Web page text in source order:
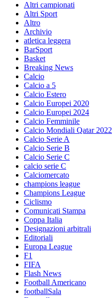
Altri campionati
Altri Sport
Altro
Archivio
atletica leggera
BarSport
Basket
Breaking News
Calcio
Calcio a 5
Calcio Estero
Calcio Europei 2020
Calcio Europei 2024
Calcio Femminile
Calcio Mondiali Qatar 2022
Calcio Serie A
Calcio Serie B
Calcio Serie C
calcio serie C
Calciomercato
champions league
Champions League
Ciclismo
Comunicati Stampa
Coppa Italia
Designazioni arbitrali
Editoriali
Europa League
F1
FIFA
Flash News
Football Americano
footballSala